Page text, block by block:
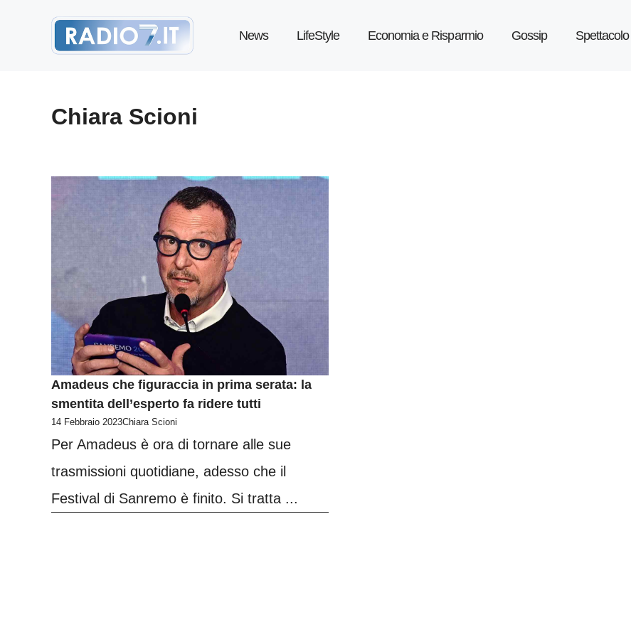
News LifeStyle Economia e Risparmio Gossip Spettacolo
Chiara Scioni
Amadeus che figuraccia in prima serata: la
smentita dell’esperto fa ridere tutti
14 Febbraio 2023Chiara Scioni
Per Amadeus è ora di tornare alle sue
trasmissioni quotidiane, adesso che il
Festival di Sanremo è finito. Si tratta ...